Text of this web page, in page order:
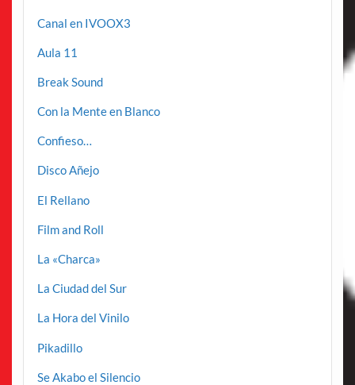
Canal en IVOOX3
Aula 11
Break Sound
Con la Mente en Blanco
Confieso…
Disco Añejo
El Rellano
Film and Roll
La «Charca»
La Ciudad del Sur
La Hora del Vinilo
Pikadillo
Se Akabo el Silencio